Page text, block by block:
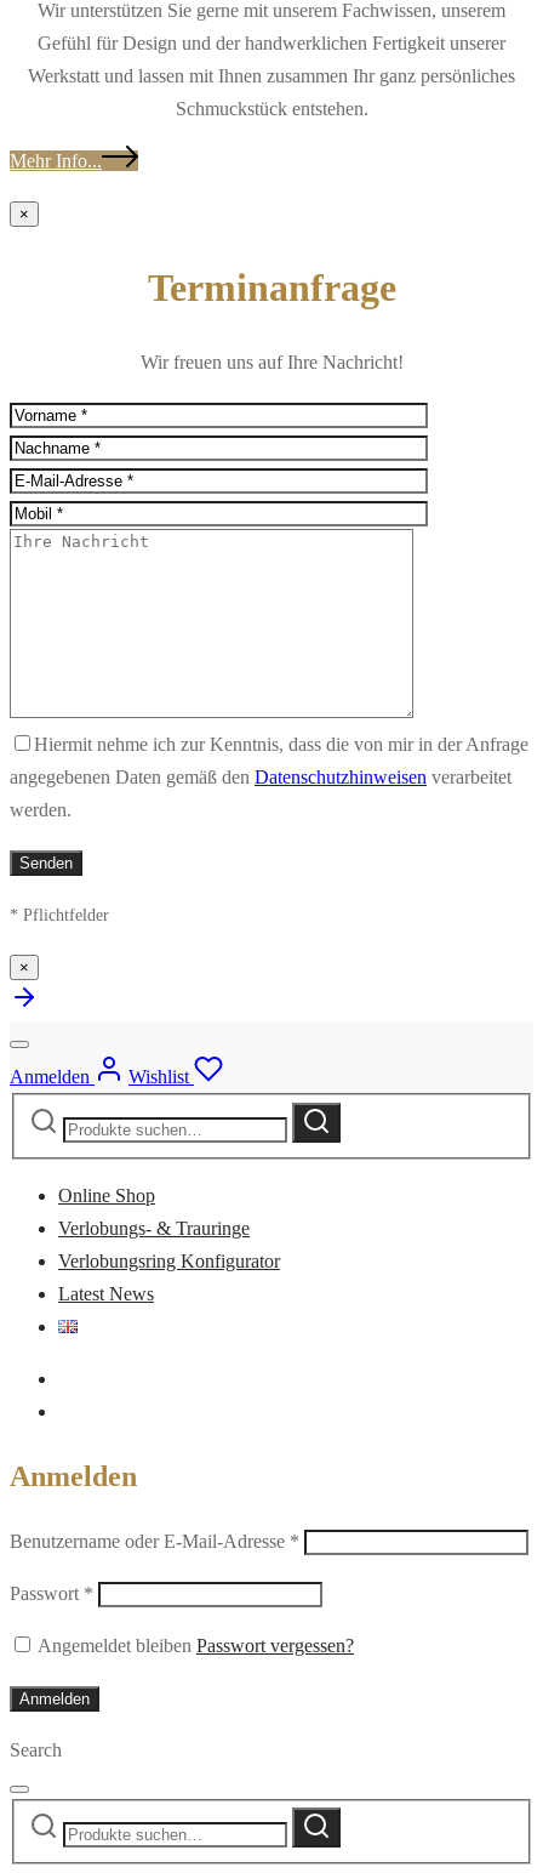
Wir unterstützen Sie gerne mit unserem Fachwissen, unserem
Gefühl für Design und der handwerklichen Fertigkeit unserer
Werkstatt und lassen mit Ihnen zusammen Ihr ganz persönliches
Schmuckstück entstehen.
Mehr Info...
×
Terminanfrage
Wir freuen uns auf Ihre Nachricht!
Hiermit nehme ich zur Kenntnis, dass die von mir in der Anfrage
angegebenen Daten gemäß den Datenschutzhinweisen verarbeitet
werden.
* Pflichtfelder
×
Anmelden
Wishlist
Suche
Suche
Online Shop
Verlobungs- & Trauringe
Verlobungsring Konfigurator
Latest News
Anmelden
Benutzername oder E-Mail-Adresse *
Passwort *
Angemeldet bleiben Passwort vergessen?
Anmelden
Search
Suche
Suche